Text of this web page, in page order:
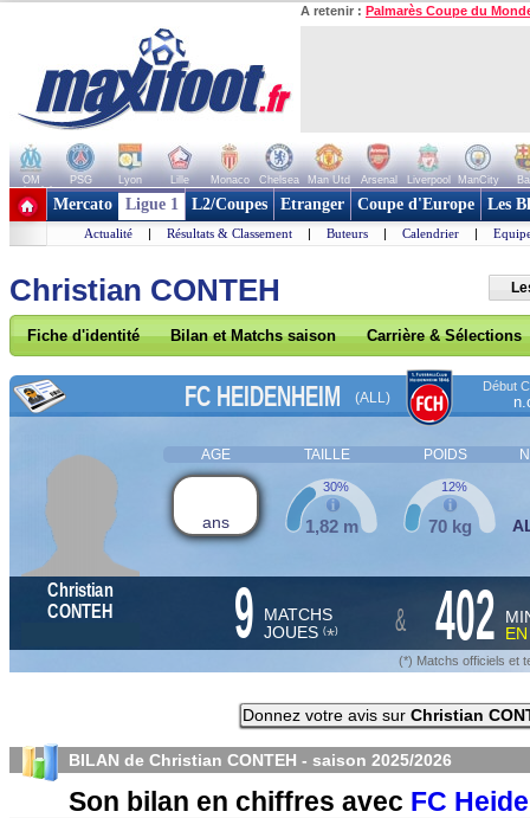
A retenir : Palmarès Coupe du
OM PSG Lyon Lille Monaco Chelsea Man Utd Arsenal Liverpool ManCity
+ de clubs
Mercato Ligue 1 L2/Coupes Etranger Coupe d'Europe Les
Actualité | Résultats & Classement | Buteurs | Calendrier |
Christian CONTEH
Fiche d'identité Bilan et Matchs saison Carrière & Sélections
FC HEIDENHEIM (ALL)
Début
AGE TAILLE POIDS
ans 1,82 m
30%
70 kg
12%
Christian
CONTEH
9 MATCHS
JOUES (*) & 402
(*) Matchs officiels et
Donnez votre avis sur Christian
BILAN de Christian CONTEH - saison 2025/2026
Son bilan en chiffres avec FC